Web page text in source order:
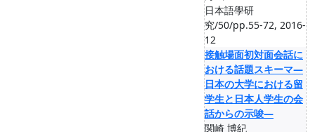
日本語學研
究/50/pp.55-72, 2016-
12
接触場面初対面会話に
おける話題スキーマ—
日本の大学における留
学生と日本人学生の会
話からの示唆—
関崎 博紀